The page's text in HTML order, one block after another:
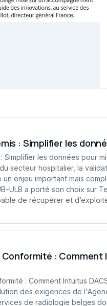
: Simplifier les
: Simplifier les données pour
secteur hospitalier, la
enjeu important mais
ULB a porté son choix sur
de récupérer et
:
: Comment Intuitus
des exigences de
de radiologie belges